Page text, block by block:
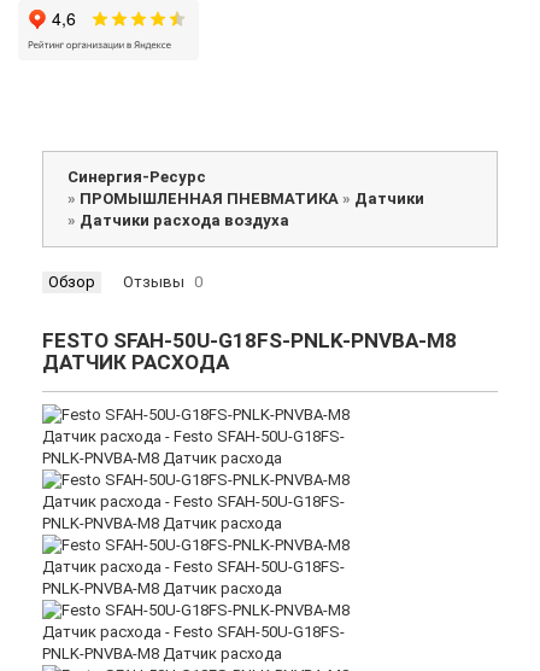
Синергия-Ресурс
» ПРОМЫШЛЕННАЯ ПНЕВМАТИКА » Датчики
» Датчики расхода воздуха
Обзор Отзывы 0
FESTO SFAH-50U-G18FS-PNLK-PNVBA-M8
ДАТЧИК РАСХОДА